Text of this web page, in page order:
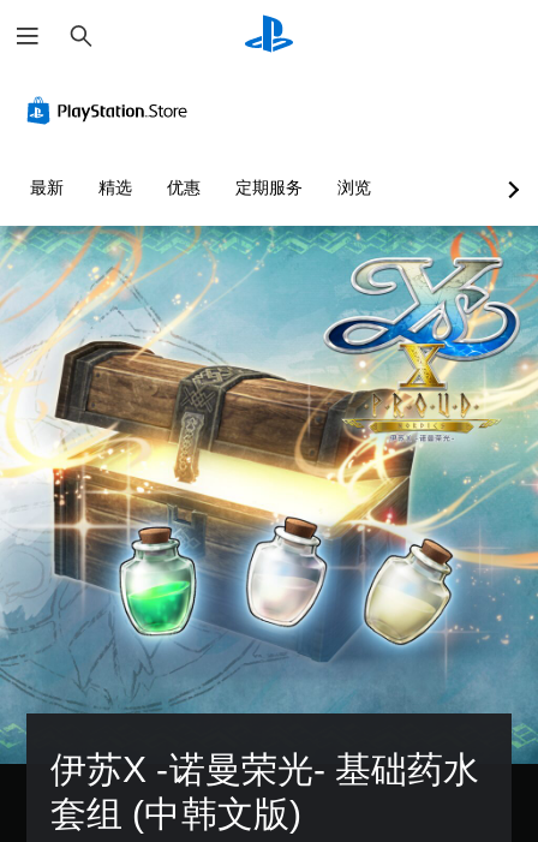
索
最新 精选 优惠 定期服务 浏览
伊苏X -诺曼荣光- 基础药水
套组 (中韩文版)